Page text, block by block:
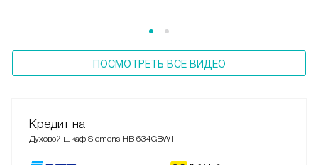
ПОСМОТРЕТЬ ВСЕ ВИДЕО
Кредит на
Духовой шкаф Siemens HB 634GBW1